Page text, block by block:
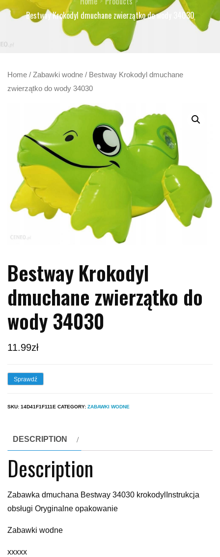
Bestway Krokodyl dmuchane zwierzątko do wody 34030
Home / Zabawki wodne / Bestway Krokodyl dmuchane
zwierzątko do wody 34030
Bestway Krokodyl
dmuchane zwierzątko do
wody 34030
11.99zł
Sprawdź
SKU: 14D41F1F111E CATEGORY: ZABAWKI WODNE
DESCRIPTION
Description
Zabawka dmuchana Bestway 34030 krokodylInstrukcja
obsługi Oryginalne opakowanie
Zabawki wodne
xxxxx